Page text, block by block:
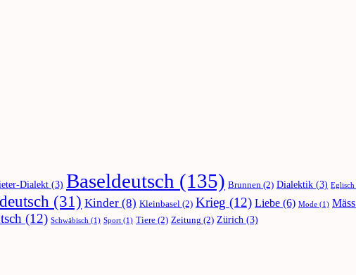
Dialekt (3) Baseldeutsch (135) Brunnen (2) Dialektik (3) Eglisch
(31) Kinder (8) Kleinbasel (2) Krieg (12) Liebe (6) Mode (1) Mäss
(12) Schwäbisch (1) Sport (1) Tiere (2) Zeitung (2) Zürich (3)